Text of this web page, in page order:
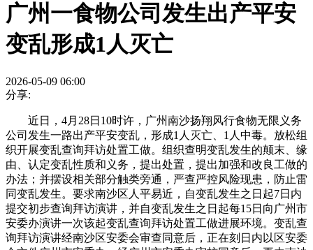
广州一食物公司发生出产平安
变乱形成1人灭亡
2026-05-09 06:00
分享:
近日，4月28日10时许，广州南沙扬翔风行食物无限义务
公司发生一路出产平安变乱，形成1人灭亡、1人中毒。放松组
织开展变乱查询拜访处置工做。组织查明变乱发生的颠末、缘
由、认定变乱性质和义务，提出处置，提出加强和改良工做的
办法；并摆设相关部分触类旁通，严查严控风险现患，防止雷
同变乱发生。要求南沙区人平易近，自变乱发生之日起7日内
提交初步查询拜访演讲，并自变乱发生之日起每15日向广州市
安委办演讲一次该起变乱查询拜访处置工做进展环境。变乱查
询拜访演讲经南沙区安委会审查同意后，正在刻日内以区安委